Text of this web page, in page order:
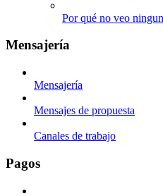
Por qué no veo
Mensajería
Mensajería
Mensajes de propuesta
Canales de trabajo
Pagos